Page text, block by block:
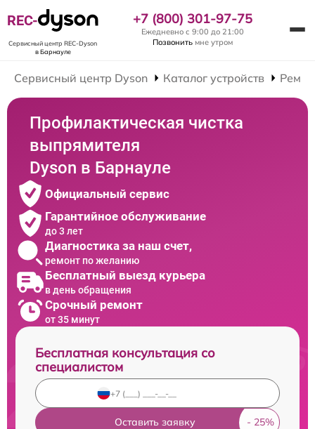
REC-
Сервисный центр REC-Dyson
в Барнауле
+7 (800) 301-97-75
Ежедневно с 9:00 до 21:00
Позвонить мне утром
Сервисный центр Dyson Каталог устройств
Профилактическая чистка
выпрямителя
Dyson в Барнауле
Официальный сервис
Гарантийное обслуживание
до 3 лет
Диагностика за наш счет,
ремонт по желанию
Бесплатный выезд курьера
в день обращения
Срочный ремонт
от 35 минут
Бесплатная консультация со
специалистом
Оставить заявку